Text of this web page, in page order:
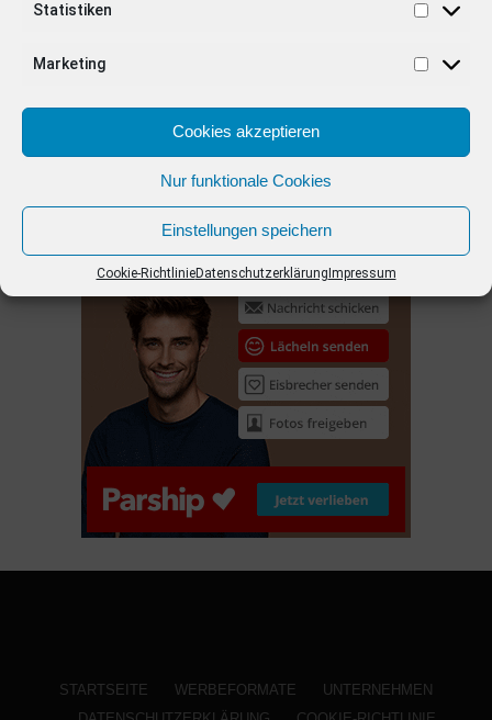
Statistiken
Marketing
Cookies akzeptieren
Nur funktionale Cookies
Einstellungen speichern
Cookie-RichtlinieDatenschutzerklärungImpressum
Entdecke die neuesten Modetrends von den Laufstegen der
4 years ago
Barbara Schöneberger Moderatorin
von “Verstehen Sie Spaß?”
ANZEIGE
STARTSEITE WERBEFORMATE
UNTERNEHMEN